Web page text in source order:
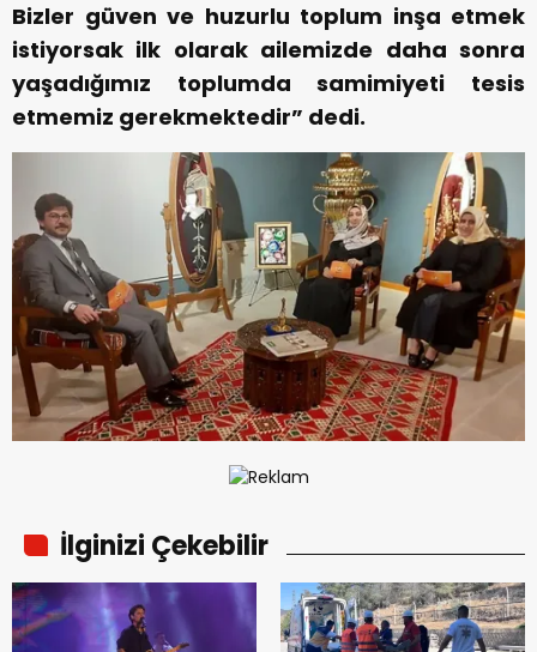
Bizler güven ve huzurlu toplum inşa etmek
istiyorsak ilk olarak ailemizde daha sonra
yaşadığımız toplumda samimiyeti tesis
etmemiz gerekmektedir” dedi.
İlginizi Çekebilir